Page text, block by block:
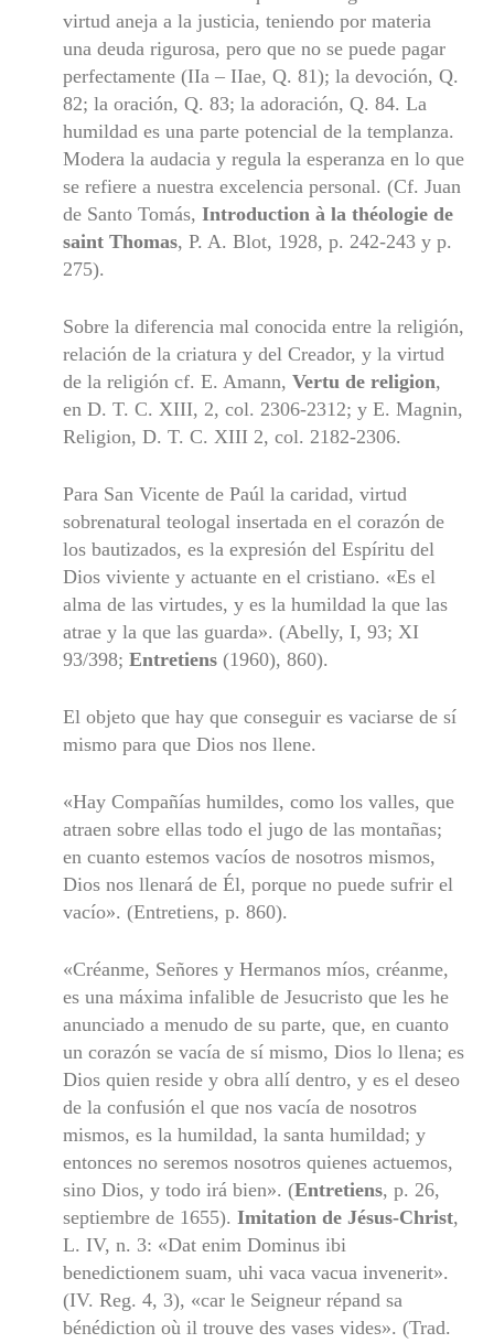
virtud aneja a la justicia, teniendo por materia
una deuda rigurosa, pero que no se pue­de pagar
perfectamente (IIa – IIae, Q. 81); la devoción, Q.
82; la oración, Q. 83; la adoración, Q. 84. La
humildad es una parte poten­cial de la templanza.
Modera la audacia y regula la esperanza en lo que
se refiere a nuestra excelencia personal. (Cf. Juan
de Santo To­más, Introduction à la théologie de
saint Thomas, P. A. Blot, 1928, p. 242-243 y p.
275).
Sobre la diferencia mal conocida entre la religión,
relación de la criatura y del Creador, y la virtud
de la religión cf. E. Amann, Vertu de religion,
en D. T. C. XIII, 2, col. 2306-2312; y E. Magnin,
Religion, D. T. C. XIII 2, col. 2182-2306.
Para San Vicente de Paúl la caridad, virtud
sobrenatural teologal insertada en el corazón de
los bautizados, es la expresión del Espíritu del
Dios viviente y actuante en el cristiano. «Es el
alma de las virtu­des, y es la humildad la que las
atrae y la que las guarda». (Abelly, I, 93; XI
93/398; Entretiens(1960), 860).
El objeto que hay que conseguir es vaciarse de sí
mismo para que Dios nos llene.
«Hay Compañías humildes, como los valles, que
atraen sobre ellas todo el jugo de las montañas;
en cuanto estemos vacíos de nosotros mismos,
Dios nos llenará de Él, porque no puede sufrir el
vacío». (Entretiens, p. 860).
«Créanme, Señores y Hermanos míos, créanme,
es una máxima infalible de Jesucristo que les he
anunciado a menudo de su parte, que, en cuanto
un corazón se vacía de sí mismo, Dios lo llena; es
Dios quien reside y obra allí dentro, y es el deseo
de la confusión el que nos vacía de nosotros
mismos, es la humildad, la santa humildad; y
enton­ces no seremos nosotros quienes actuemos,
sino Dios, y todo irá bien». (Entretiens, p. 26,
septiembre de 1655). Imitation de Jésus-Christ,
L. IV, n. 3: «Dat enim Dominus ibi
benedictionem suam, uhi vaca vacua invenerit».
(IV. Reg. 4, 3), «car le Seigneur répand sa
bénédiction où il trouve des vases vides». (Trad.